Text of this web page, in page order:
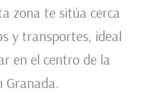
zona te sitúa cerca
y transportes, ideal
en el centro de la
Granada.